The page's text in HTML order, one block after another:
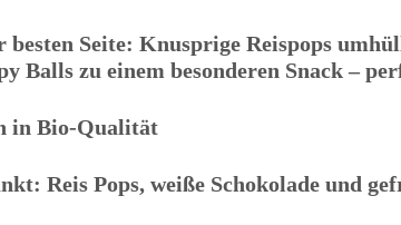
besten Seite: Knusprige Reispops
Balls zu einem besonderen Snack –
in Bio-Qualität
Reis Pops, weiße Schokolade und